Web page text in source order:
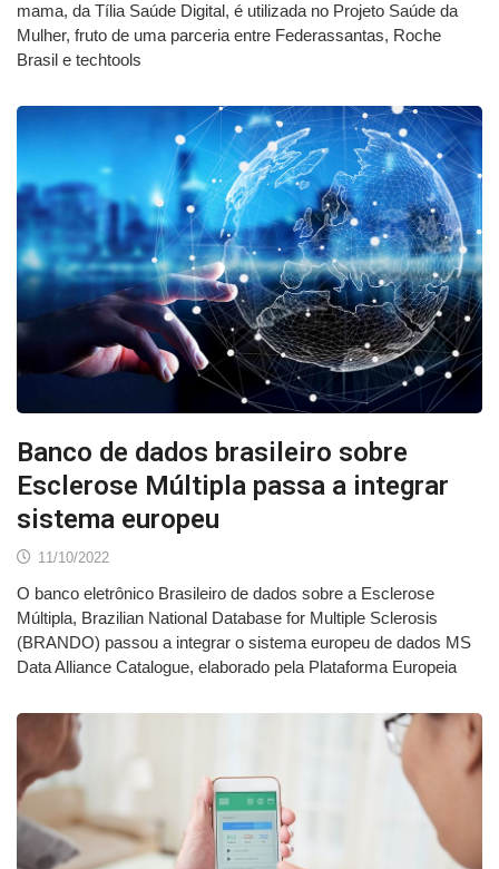
mama, da Tília Saúde Digital, é utilizada no Projeto Saúde da
Mulher, fruto de uma parceria entre Federassantas, Roche
Brasil e techtools
Banco de dados brasileiro sobre
Esclerose Múltipla passa a integrar
sistema europeu
11/10/2022
O banco eletrônico Brasileiro de dados sobre a Esclerose
Múltipla, Brazilian National Database for Multiple Sclerosis
(BRANDO) passou a integrar o sistema europeu de dados MS
Data Alliance Catalogue, elaborado pela Plataforma Europeia